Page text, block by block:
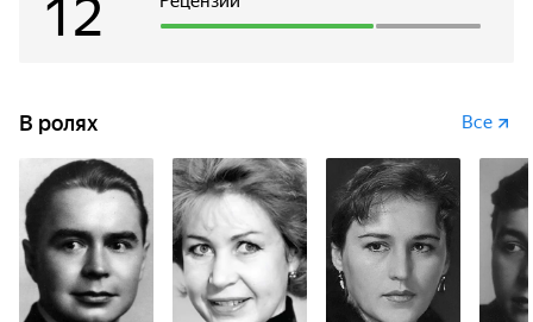
12
В ролях Все